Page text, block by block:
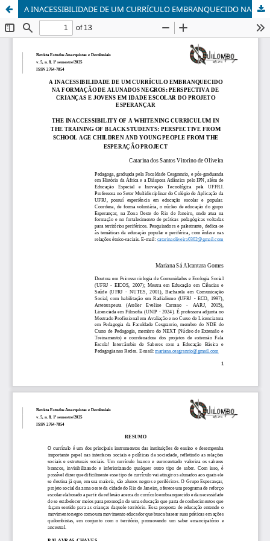
A INACESSIBILIDADE DE UM CURRÍCULO EMBRANQUECIDO NA FORMAÇÃO DE ALUNADOS NEGROS: PESPECTIVA DE CRIANÇAS E JOVENS EM IDADE ESCOLAR DO PROJETO ESPERANÇAR